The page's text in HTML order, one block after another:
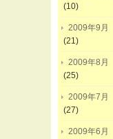
(10)
2009年9月
(21)
2009年8月
(25)
2009年7月
(27)
2009年6月